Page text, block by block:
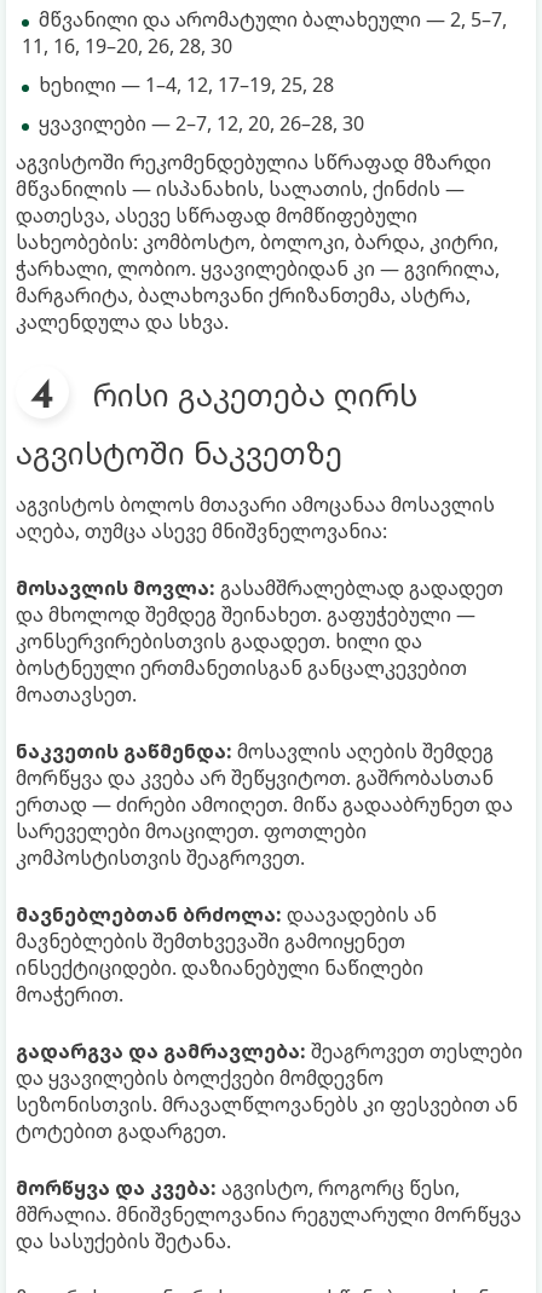
მწვანილი და არომატული ბალახეული — 2, 5–7,
11, 16, 19–20, 26, 28, 30
ხეხილი — 1–4, 12, 17–19, 25, 28
ყვავილები — 2–7, 12, 20, 26–28, 30
აგვისტოში რეკომენდებულია სწრაფად მზარდი
მწვანილის — ისპანახის, სალათის, ქინძის —
დათესვა, ასევე სწრაფად მომწიფებული
სახეობების: კომბოსტო, ბოლოკი, ბარდა, კიტრი,
ჭარხალი, ლობიო. ყვავილებიდან კი — გვირილა,
მარგარიტა, ბალახოვანი ქრიზანთემა, ასტრა,
კალენდულა და სხვა.
რისი გაკეთება ღირს
აგვისტოში ნაკვეთზე
აგვისტოს ბოლოს მთავარი ამოცანაა მოსავლის
აღება, თუმცა ასევე მნიშვნელოვანია:
მოსავლის მოვლა: გასამშრალებლად გადადეთ
და მხოლოდ შემდეგ შეინახეთ. გაფუჭებული —
კონსერვირებისთვის გადადეთ. ხილი და
ბოსტნეული ერთმანეთისგან განცალკევებით
მოათავსეთ.
ნაკვეთის გაწმენდა: მოსავლის აღების შემდეგ
მორწყვა და კვება არ შეწყვიტოთ. გაშრობასთან
ერთად — ძირები ამოიღეთ. მიწა გადააბრუნეთ და
სარეველები მოაცილეთ. ფოთლები
კომპოსტისთვის შეაგროვეთ.
მავნებლებთან ბრძოლა: დაავადების ან
მავნებლების შემთხვევაში გამოიყენეთ
ინსექტიციდები. დაზიანებული ნაწილები
მოაჭერით.
გადარგვა და გამრავლება: შეაგროვეთ თესლები
და ყვავილების ბოლქვები მომდევნო
სეზონისთვის. მრავალწლოვანებს კი ფესვებით ან
ტოტებით გადარგეთ.
მორწყვა და კვება: აგვისტო, როგორც წესი,
მშრალია. მნიშვნელოვანია რეგულარული მორწყვა
და სასუქების შეტანა.